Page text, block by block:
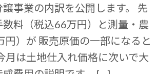
事業の内訳を公開します。 先
数料（税込66万円）と測量・農
円）が 販売原価の一部になると
月は土地仕入れ価格に次いで大